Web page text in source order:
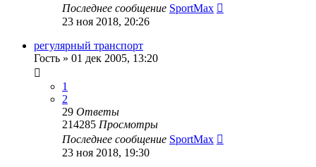
Последнее сообщение SportMax
23 ноя 2018, 20:26
регулярный транспорт
Гость » 01 дек 2005, 13:20
1
2
29 Ответы
214285 Просмотры
Последнее сообщение SportMax
23 ноя 2018, 19:30